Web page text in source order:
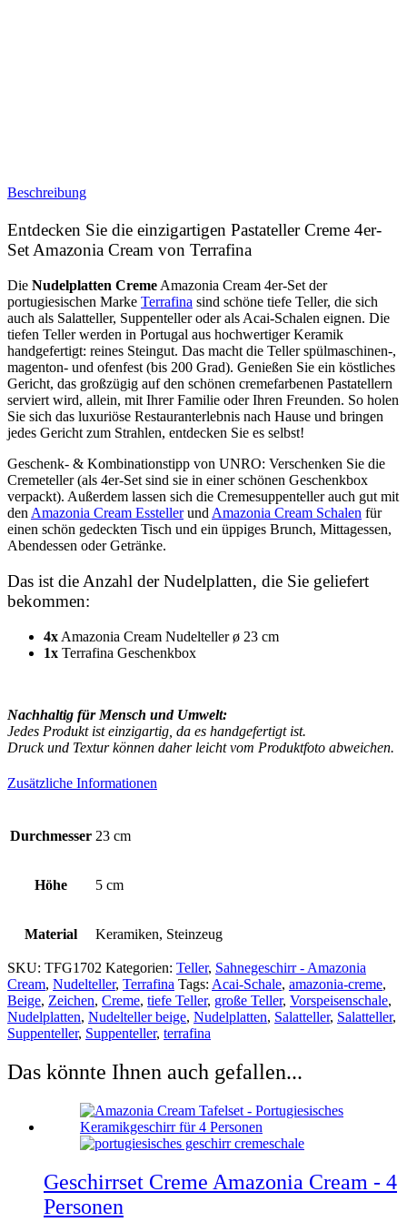
Beschreibung
Entdecken Sie die einzigartigen Pastateller Creme 4er-
Set Amazonia Cream von Terrafina
Die Nudelplatten Creme Amazonia Cream 4er-Set der
portugiesischen Marke Terrafina sind schöne tiefe Teller, die sich
auch als Salatteller, Suppenteller oder als Acai-Schalen eignen. Die
tiefen Teller werden in Portugal aus hochwertiger Keramik
handgefertigt: reines Steingut. Das macht die Teller spülmaschinen-,
magenton- und ofenfest (bis 200 Grad). Genießen Sie ein köstliches
Gericht, das großzügig auf den schönen cremefarbenen Pastatellern
serviert wird, allein, mit Ihrer Familie oder Ihren Freunden. So holen
Sie sich das luxuriöse Restauranterlebnis nach Hause und bringen
jedes Gericht zum Strahlen, entdecken Sie es selbst!
Geschenk- & Kombinationstipp von UNRO: Verschenken Sie die
Cremeteller (als 4er-Set sind sie in einer schönen Geschenkbox
verpackt). Außerdem lassen sich die Cremesuppenteller auch gut mit
den Amazonia Cream Esstellerund Amazonia Cream Schalen für
einen schön gedeckten Tisch und ein üppiges Brunch, Mittagessen,
Abendessen oder Getränke.
Das ist die Anzahl der Nudelplatten, die Sie geliefert
bekommen:
4x Amazonia Cream Nudelteller ø 23 cm
1x Terrafina Geschenkbox
Nachhaltig für Mensch und Umwelt:
Jedes Produkt ist einzigartig, da es handgefertigt ist.
Druck und Textur können daher leicht vom Produktfoto abweichen.
Zusätzliche Informationen
Durchmesser 23 cm
Höhe 5 cm
Material Keramiken, Steinzeug
SKU: TFG1702 Kategorien: Teller, Sahnegeschirr - Amazonia
Cream, Nudelteller, Terrafina Tags: Acai-Schale, amazonia-creme,
Beige, Zeichen, Creme, tiefe Teller, große Teller, Vorspeisenschale,
Nudelplatten, Nudelteller beige, Nudelplatten, Salatteller, Salatteller,
Suppenteller, Suppenteller, terrafina
Das könnte Ihnen auch gefallen...
Geschirrset Creme Amazonia Cream - 4
Personen